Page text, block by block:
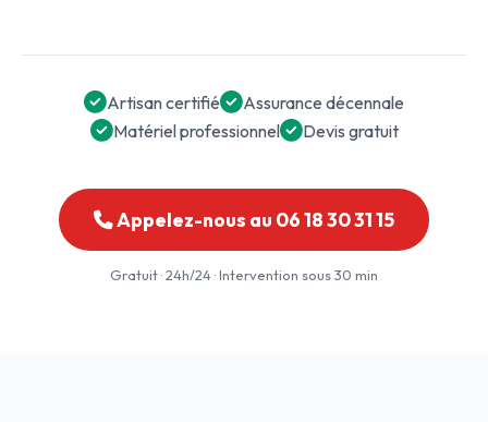
Artisan certifié
Assurance décennale
Matériel professionnel
Devis gratuit
Appelez-nous au 06 18 30 31 15
Gratuit · 24h/24 · Intervention sous 30 min